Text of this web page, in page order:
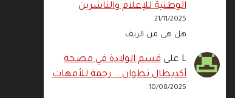
الوطنية للإعلام والناشرين
21/11/2025
هل هي من الريف
L علىقسم الولادة في مصحة
أكديطال تطوان … رحمة للأمهات
10/08/2025